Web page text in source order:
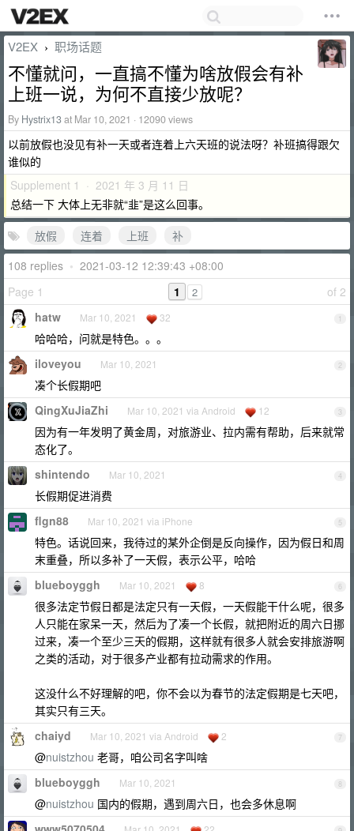
V2EX › 职场话题
不懂就问，一直搞不懂为啥放假会有补
上班一说，为何不直接少放呢？
By Hystrix13at Mar 10, 2021 · 12090 views
以前放假也没见有补一天或者连着上六天班的说法呀？补班搞得跟欠
谁似的
Supplement 1 · 2021 年 3 月 11 日
总结一下 大体上无非就“韭”是这么回事。
放假
连着 上班
补
108 replies • 2021-03-12 12:39:43 +08:00
Page 1
of 2
1 2
1
hatw Mar 10, 2021 32
哈哈哈，问就是特色。。。
2
iloveyou Mar 10, 2021
凑个长假期吧
3
QingXuJiaZhi Mar 10, 2021 via Android 12
因为有一年发明了黄金周，对旅游业、拉内需有帮助，后来就常
态化了。
4
shintendo Mar 10, 2021
长假期促进消费
5
flgn88 Mar 10, 2021 via iPhone
特色。话说回来，我待过的某外企倒是反向操作，因为假日和周
末重叠，所以多补了一天假，表示公平，哈哈
6
blueboyggh Mar 10, 2021 8
很多法定节假日都是法定只有一天假，一天假能干什么呢，很多
人只能在家呆一天，然后为了凑一个长假，就把附近的周六日挪
过来，凑一个至少三天的假期，这样就有很多人就会安排旅游啊
之类的活动，对于很多产业都有拉动需求的作用。
这没什么不好理解的吧，你不会以为春节的法定假期是七天吧，
其实只有三天。
7
chaiyd Mar 10, 2021 via Android 2
@nuistzhou 老哥，咱公司名字叫啥
8
blueboyggh Mar 10, 2021
@nuistzhou 国内的假期，遇到周六日，也会多休息啊